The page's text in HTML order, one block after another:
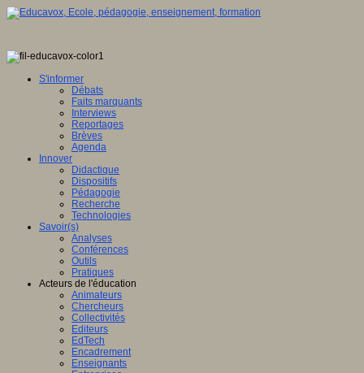
S'informer
Débats
Faits marquants
Interviews
Reportages
Brèves
Agenda
Innover
Didactique
Dispositifs
Pédagogie
Recherche
Technologies
Savoir(s)
Analyses
Conférences
Outils
Pratiques
Acteurs de l'éducation
Animateurs
Chercheurs
Collectivités
Editeurs
EdTech
Encadrement
Enseignants